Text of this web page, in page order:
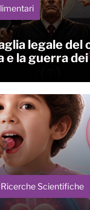
legale del
e la guerra
Scientifiche